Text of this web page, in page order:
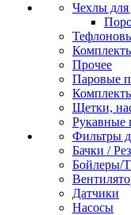
Чехлы для
Прочее
Паровые
Щетки,
Рукавные
Фильтры
Бачки /
Бойлеры/
Датчики
Насосы